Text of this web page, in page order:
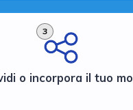
3
o incorpora il tuo